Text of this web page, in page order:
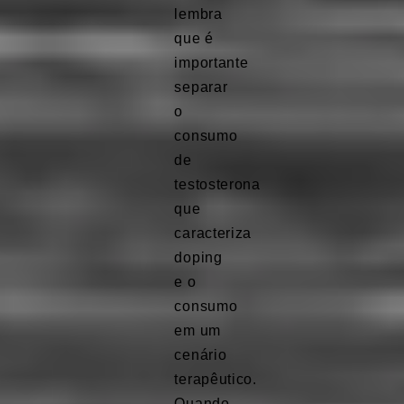
lembra
que é
importante
separar
o
consumo
de
testosterona
que
caracteriza
doping
e o
consumo
em um
cenário
terapêutico.